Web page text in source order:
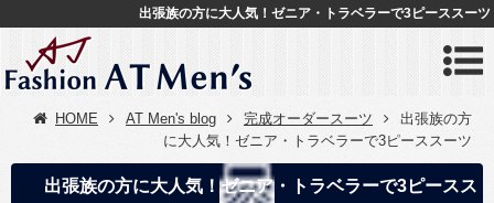
出張族の方に大人気！ゼニア・トラベラーで3ピーススーツ
HOME AT Men's blog 完成オーダースーツ
出張族の方
に大人気！ゼニア・トラベラーで3ピーススーツ
出張族の方に大人気！ゼニア・トラベラーで3ピースス